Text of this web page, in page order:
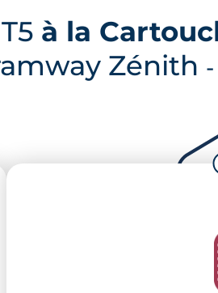
à la
Zénith